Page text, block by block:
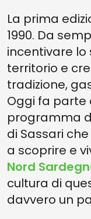
La prima
1990. Da
incentivare lo
territorio e
tradizione,
Oggi fa parte
programma
di Sassari
a scoprire e
Nord
cultura di
davvero un